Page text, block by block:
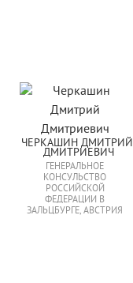
ЧЕРКАШИН ДМИТРИЙ
ДМИТРИЕВИЧ
ГЕНЕРАЛЬНОЕ
КОНСУЛЬСТВО
РОССИЙСКОЙ
ФЕДЕРАЦИИ В
ЗАЛЬЦБУРГЕ, АВСТРИЯ